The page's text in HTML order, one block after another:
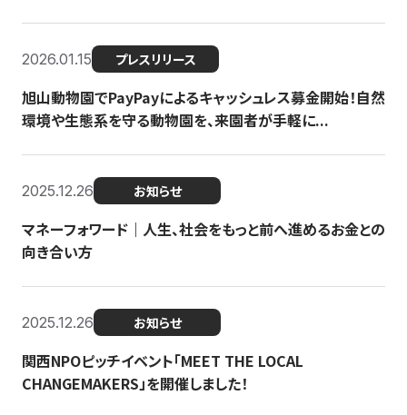
2026.01.15 プレスリリース
旭山動物園でPayPayによるキャッシュレス募金開始！自然
環境や生態系を守る動物園を、来園者が手軽に...
2025.12.26 お知らせ
マネーフォワード｜人生、社会をもっと前へ進めるお金との
向き合い方
2025.12.26 お知らせ
関西NPOピッチイベント「MEET THE LOCAL
CHANGEMAKERS」を開催しました！